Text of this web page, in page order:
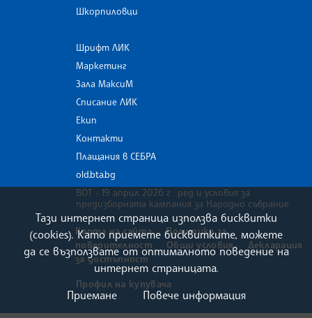
Шкорпиловци
Шрифт ЛИК
Маркетинг
Зала МаксиМ
Списание ЛИК
Екип
Контакти
Плащания в СЕБРА
old.bta.bg
ВОТ - 19 април 2026 г . ред и условия за
предизборната кампания за Народно събрание
Карта на сайта
Политика за
поверителност
Общи условия
Декларация
за достъпност
Профил на купувача
Тази интернет страница използва бисквитки
(cookies). Като приемете бисквитките, можете
да се възползвате от оптималното поведение на
интернет страницата.
Приемане
Повече информация